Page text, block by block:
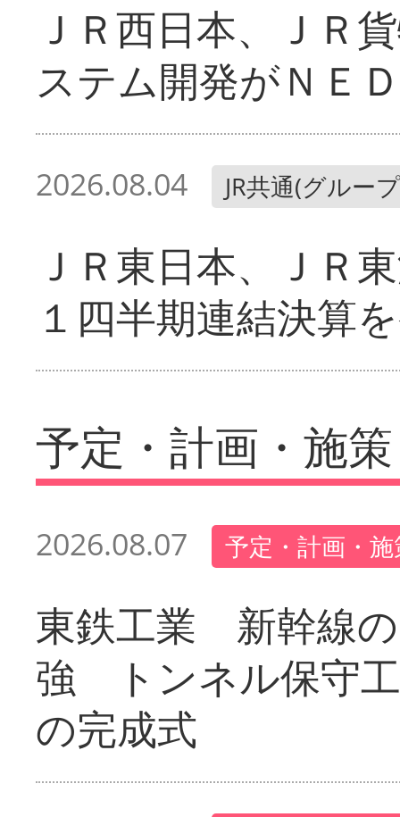
ＪＲ西日本、ＪＲ
ステム開発がＮＥ
2026.08.04 JR共通(グルー
ＪＲ東日本、ＪＲ
１四半期連結決算
予定・計画・施策
2026.08.07 予定・計画・
東鉄工業 新幹線
強 トンネル保守
の完成式